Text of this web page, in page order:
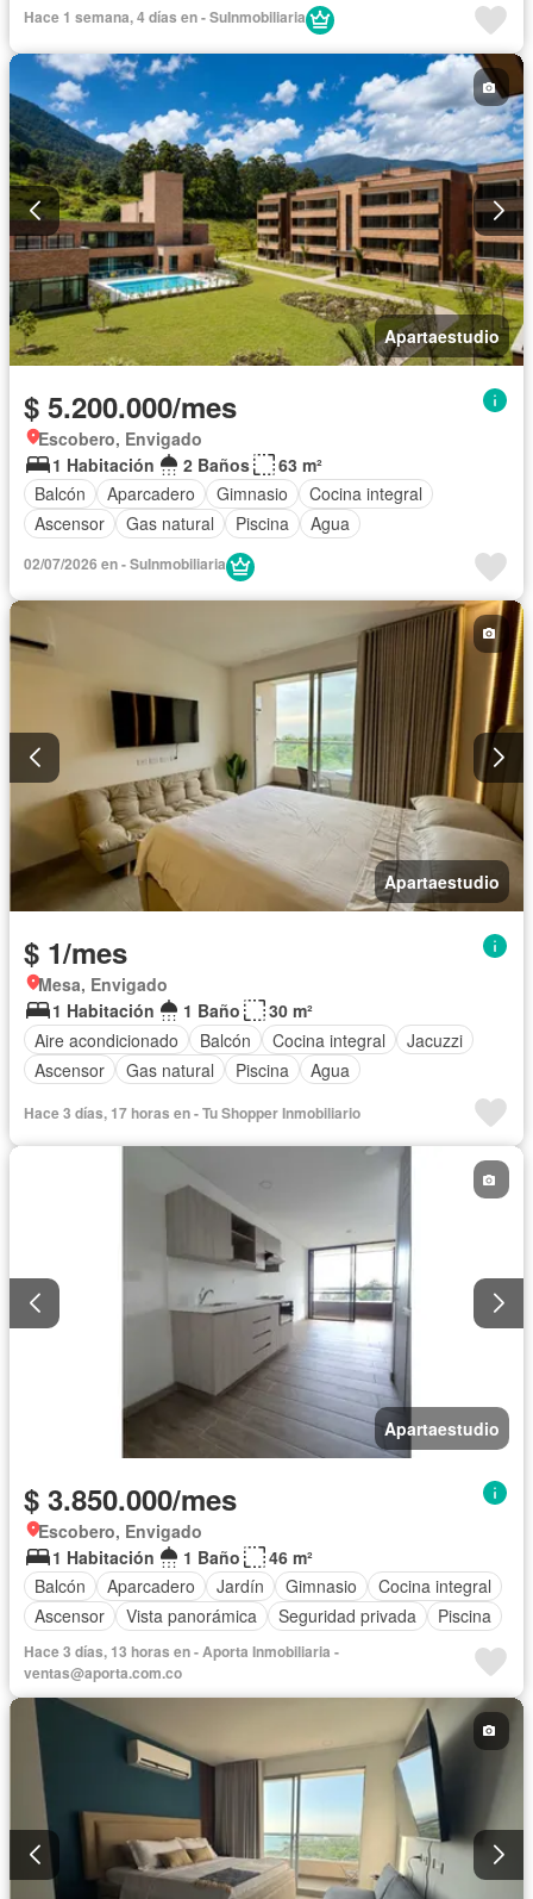
Hace 1 semana, 4 días en - SuInmobiliaria
Apartaestudio
$ 5.200.000/mes
Escobero, Envigado
1 Habitación
2 Baños
63 m²
Balcón
Aparcadero Gimnasio
Cocina integral
Ascensor
Gas natural Piscina Agua
02/07/2026 en - SuInmobiliaria
Apartaestudio
$ 1/mes
Mesa, Envigado
1 Habitación
1 Baño
30 m²
Aire acondicionado
Balcón Cocina integral
Jacuzzi
Ascensor
Gas natural Piscina Agua
Hace 3 días, 17 horas en - Tu Shopper Inmobiliario
Apartaestudio
$ 3.850.000/mes
Escobero, Envigado
1 Habitación
1 Baño
46 m²
Balcón
Aparcadero Jardín Gimnasio
Cocina integral
Ascensor
Vista panorámica Seguridad privada Piscina
Hace 3 días, 13 horas en - Aporta Inmobiliaria -
ventas@aporta.com.co